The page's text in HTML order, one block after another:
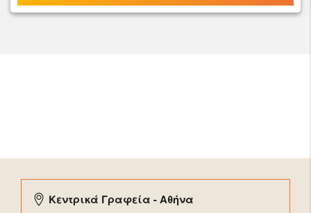
Κεντρικά Γραφεία - Αθήνα